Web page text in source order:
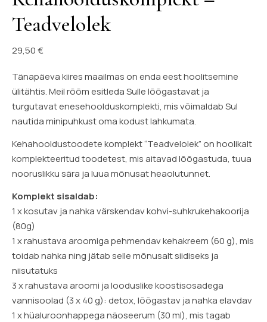
Teadvelolek
29,50€
Tänapäeva kiires maailmas on enda eest hoolitsemine
ülitähtis. Meil rõõm esitleda Sulle lõõgastavat ja
turgutavat enesehoolduskomplekti, mis võimaldab Sul
nautida minipuhkust oma kodust lahkumata.
Kehahooldustoodete komplekt “Teadvelolek” on hoolikalt
komplekteeritud toodetest, mis aitavad lõõgastuda, tuua
nooruslikku sära ja luua mõnusat heaolutunnet.
Komplekt sisaldab:
1 x kosutav ja nahka värskendav kohvi-suhkrukehakoorija
(80g)
1 x rahustava aroomiga pehmendav kehakreem (60 g), mis
toidab nahka ning jätab selle mõnusalt siidiseks ja
niisutatuks
3 x rahustava aroomi ja looduslike koostisosadega
vannisoolad (3 x 40 g): detox, lõõgastav ja nahka elavdav
1 x hüaluroonhappega näoseerum (30 ml), mis tagab